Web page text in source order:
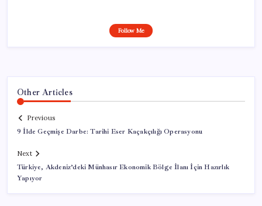
Follow Me
Other Articles
Previous
9 İlde Geçmişe Darbe: Tarihi Eser Kaçakçılığı Operasyonu
Next
Türkiye, Akdeniz’deki Münhasır Ekonomik Bölge İlanı İçin Hazırlık
Yapıyor